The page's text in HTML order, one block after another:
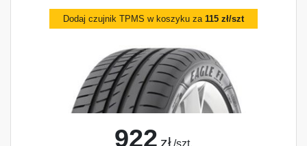
Dodaj czujnik TPMS w koszyku za 115 zł/szt
922 zł